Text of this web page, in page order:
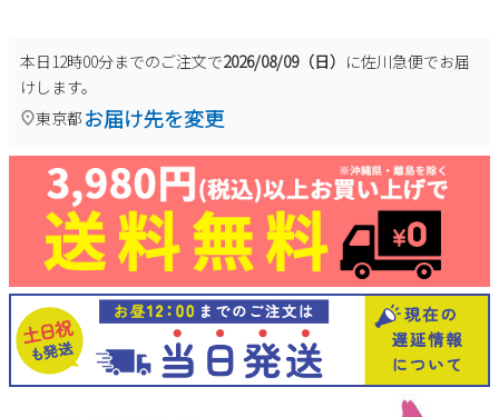
本日12時00分までのご注文で2026/08/09（日） に佐川急便でお届
けします。
東京都 お届け先を変更